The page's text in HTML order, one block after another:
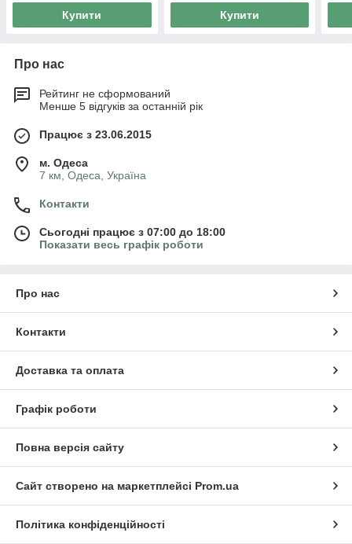
Купити Купити
Про нас
Рейтинг не сформований
Менше 5 відгуків за останній рік
Працює з 23.06.2015
м. Одеса
7 км, Одеса, Україна
Контакти
Сьогодні працює з 07:00 до 18:00
Показати весь графік роботи
Про нас
Контакти
Доставка та оплата
Графік роботи
Повна версія сайту
Сайт створено на маркетплейсі Prom.ua
Політика конфіденційності